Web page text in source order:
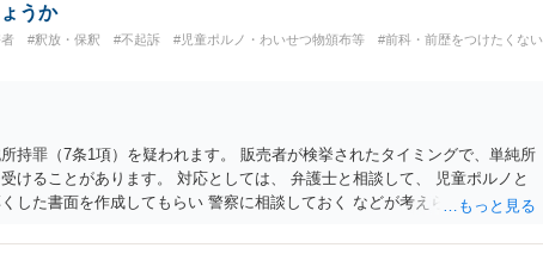
うか
#釈放・保釈 #不起訴 #児童ポルノ・わいせつ物頒布等 #前科・前歴をつけたくない
持罪（7条1項）を疑われます。 販売者が検挙されたタイミングで、単純所
けることがあります。 対応としては、 弁護士と相談して、 児童ポルノと
した書面を作成してもらい 警察に相談しておく などが考えられます。